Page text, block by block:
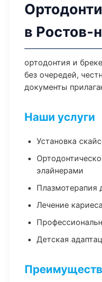
в Ростов-
ортодонтия и
без очередей,
документы
Наши услуги
Установка
элайнерами
Плазмотерапия
Лечение
Детская